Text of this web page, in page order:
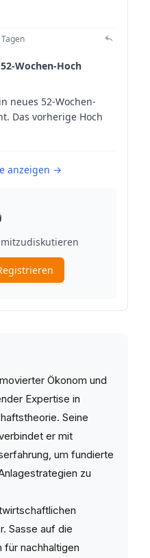
Ökonom und
Expertise in
Seine
er mit
um fundierte
zu
Sasse auf die
für nachhaltigen